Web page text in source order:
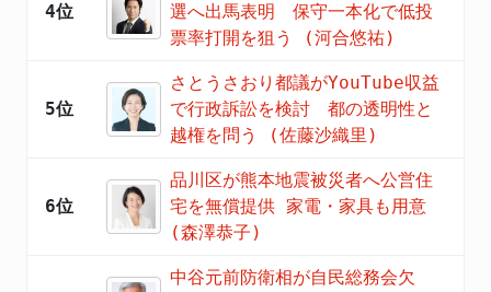
4位
選へ出馬表明 保守一本化で低投
票率打開を狙う (河合悠祐)
5位
さとうさおり都議がYouTube収益
で行政訴訟を検討 都の透明性と
越権を問う (佐藤沙織里)
6位
品川区が熊本地震被災者へ公営住
宅を無償提供 家電・家具も用意
(森澤恭子)
中谷元前防衛相が自民総務会欠